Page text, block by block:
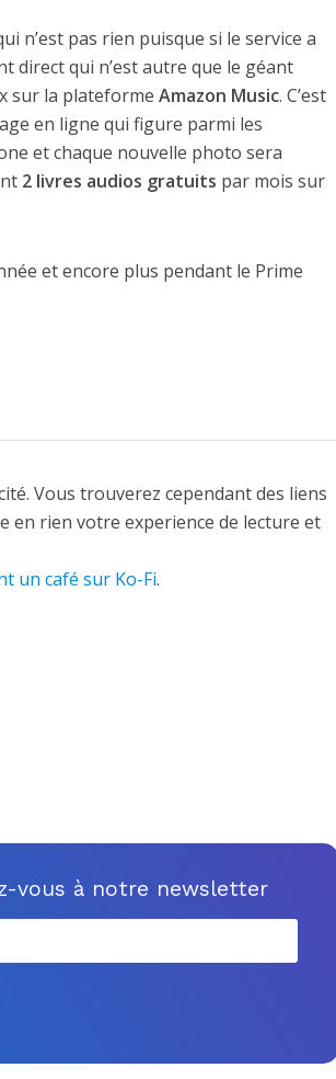
n’est pas rien puisque si le service a
direct qui n’est autre que le géant
sur la plateforme Amazon Music. C’est
en ligne qui figure parmi les
et chaque nouvelle photo sera
2 livres audios gratuits par mois sur
et encore plus pendant le Prime
Vous trouverez cependant des liens
en rien votre experience de lecture et
un café sur Ko-Fi.
vous à notre newsletter